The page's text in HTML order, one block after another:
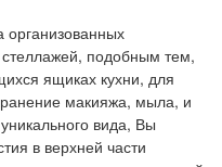
организованных
стеллажей, подобным тем,
ящиках кухни, для
макияжа, мыла, и
вида, Вы
в верхней части